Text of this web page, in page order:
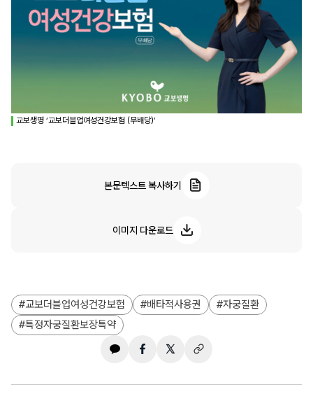
교보생명 ‘교보더블업여성건강보험 (무배당)’
본문텍스트 복사하기
이미지 다운로드
교보더블업여성건강보험 배타적사용권
자궁질환
특정자궁질환보장특약